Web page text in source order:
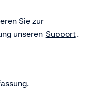
Sie zur
unseren Support.
.